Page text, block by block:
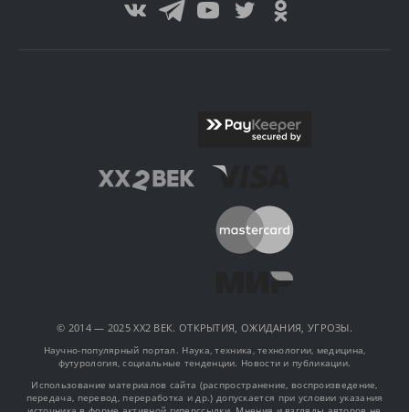
© 2014 — 2025 XX2 ВЕК. ОТКРЫТИЯ, ОЖИДАНИЯ, УГРОЗЫ.
Научно-популярный портал. Наука, техника, технологии, медицина,
футурология, социальные тенденции. Новости и публикации.
Использование материалов сайта (распространение, воспроизведение,
передача, перевод, переработка и др.) допускается при условии указания